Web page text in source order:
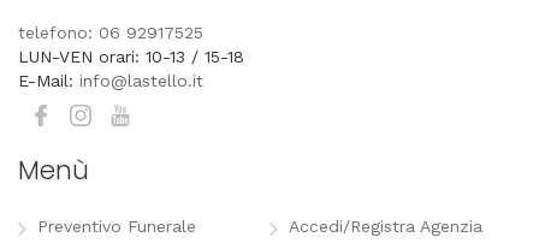
telefono: 06 92917525
LUN-VEN orari: 10-13 / 15-18
E-Mail: info@lastello.it
Menù
Preventivo Funerale
Accedi/Registra Agenzia